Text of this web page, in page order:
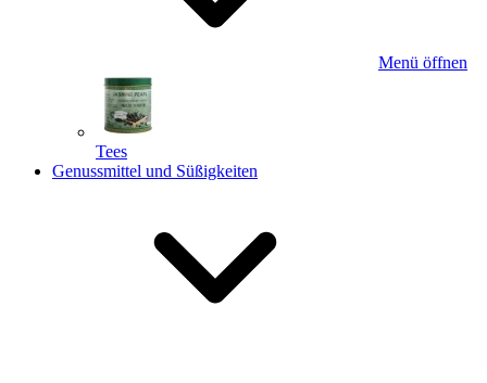
Menü öffnen
Tees
Genussmittel und Süßigkeiten